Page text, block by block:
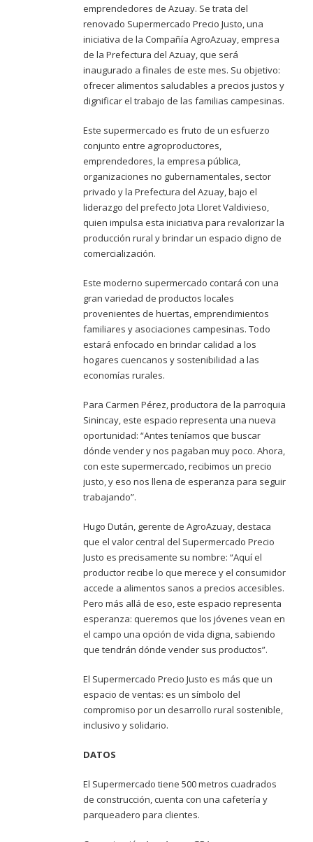
emprendedores de Azuay. Se trata del
renovado Supermercado Precio Justo, una
iniciativa de la Compañía AgroAzuay, empresa
de la Prefectura del Azuay, que será
inaugurado a finales de este mes. Su objetivo:
ofrecer alimentos saludables a precios justos y
dignificar el trabajo de las familias campesinas.
Este supermercado es fruto de un esfuerzo
conjunto entre agroproductores,
emprendedores, la empresa pública,
organizaciones no gubernamentales, sector
privado y la Prefectura del Azuay, bajo el
liderazgo del prefecto Jota Lloret Valdivieso,
quien impulsa esta iniciativa para revalorizar la
producción rural y brindar un espacio digno de
comercialización.
Este moderno supermercado contará con una
gran variedad de productos locales
provenientes de huertas, emprendimientos
familiares y asociaciones campesinas. Todo
estará enfocado en brindar calidad a los
hogares cuencanos y sostenibilidad a las
economías rurales.
Para Carmen Pérez, productora de la parroquia
Sinincay, este espacio representa una nueva
oportunidad: “Antes teníamos que buscar
dónde vender y nos pagaban muy poco. Ahora,
con este supermercado, recibimos un precio
justo, y eso nos llena de esperanza para seguir
trabajando”.
Hugo Dután, gerente de AgroAzuay, destaca
que el valor central del Supermercado Precio
Justo es precisamente su nombre: “Aquí el
productor recibe lo que merece y el consumidor
accede a alimentos sanos a precios accesibles.
Pero más allá de eso, este espacio representa
esperanza: queremos que los jóvenes vean en
el campo una opción de vida digna, sabiendo
que tendrán dónde vender sus productos”.
El Supermercado Precio Justo es más que un
espacio de ventas: es un símbolo del
compromiso por un desarrollo rural sostenible,
inclusivo y solidario.
DATOS
El Supermercado tiene 500 metros cuadrados
de construcción, cuenta con una cafetería y
parqueadero para clientes.